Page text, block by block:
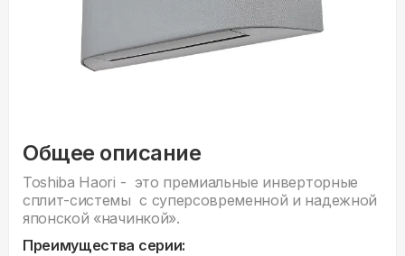
Общее описание
Toshiba Haori - это премиальные инверторные
сплит-системы с суперсовременной и надежной
японской «начинкой».
Преимущества серии: